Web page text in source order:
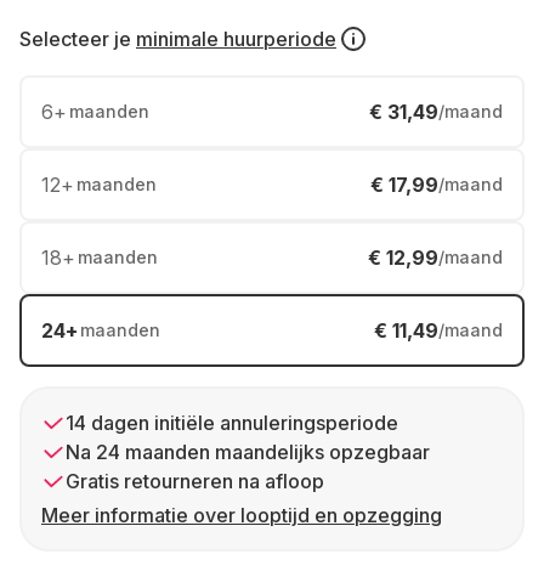
Selecteer je minimale huurperiode
6+ maanden € 31,49/maand
12+ maanden € 17,99/maand
18+ maanden € 12,99/maand
24+ maanden € 11,49/maand
14 dagen initiële annuleringsperiode
Na 24 maanden maandelijks opzegbaar
Gratis retourneren na afloop
Meer informatie over looptijd en opzegging